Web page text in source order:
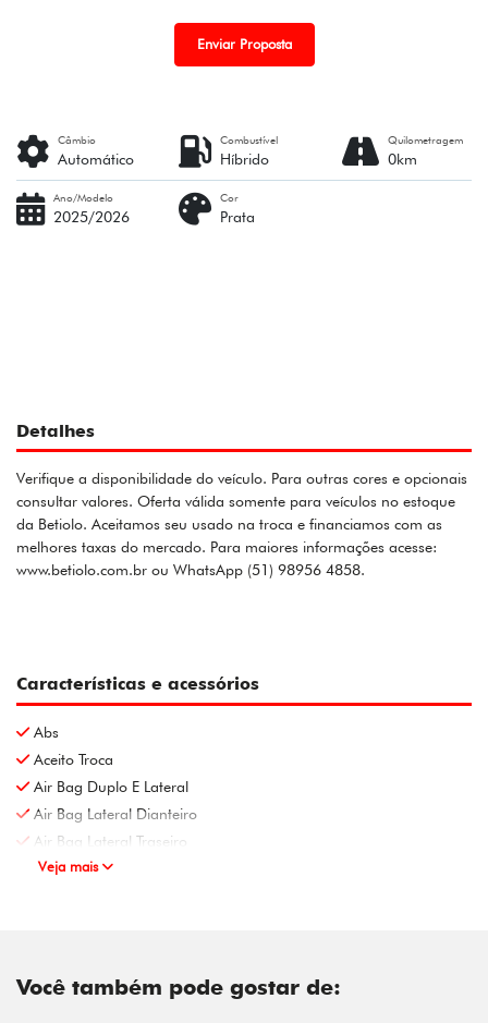
Enviar Proposta
Câmbio
Automático
Combustível
Híbrido
Quilometragem
0km
Ano/Modelo
2025/2026
Cor
Prata
Detalhes
Verifique a disponibilidade do veículo. Para outras cores e opcionais
consultar valores. Oferta válida somente para veículos no estoque
da Betiolo. Aceitamos seu usado na troca e financiamos com as
melhores taxas do mercado. Para maiores informações acesse:
www.betiolo.com.br ou WhatsApp (51) 98956 4858.
Características e acessórios
Abs
Aceito Troca
Air Bag Duplo E Lateral
Air Bag Lateral Dianteiro
Air Bag Lateral Traseiro
Veja mais
Você também pode gostar de: